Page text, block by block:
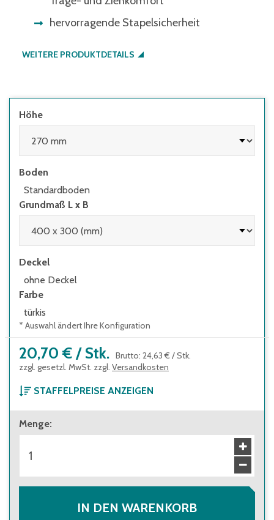
hervorragende Stapelsicherheit
WEITERE PRODUKTDETAILS
Höhe
Boden
Standardboden
Grundmaß L x B
Deckel
ohne Deckel
Farbe
türkis
* Auswahl ändert Ihre Konfiguration
20,70 € / Stk. Brutto: 24,63 € /Stk.
zzgl. gesetzl. MwSt. zzgl. Versandkosten
STAFFELPREISE ANZEIGEN
ab 1 Stück
20,70 €
ab 56 Stück
18,60 €
Menge:
IN DEN WARENKORB